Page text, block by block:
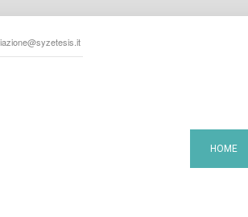
HOME